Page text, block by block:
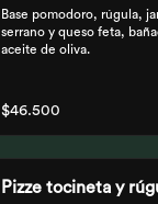
Base pomodoro, rúgula,
serrano y queso feta,
aceite de oliva.
$46.500
Pizze tocineta y